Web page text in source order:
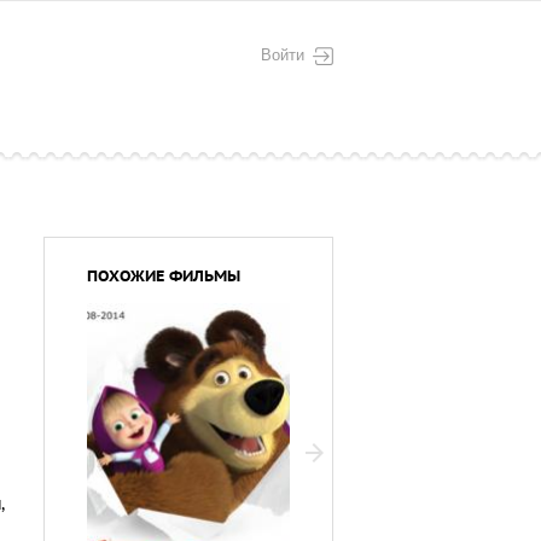
Войти
,
ПОХОЖИЕ ФИЛЬМЫ